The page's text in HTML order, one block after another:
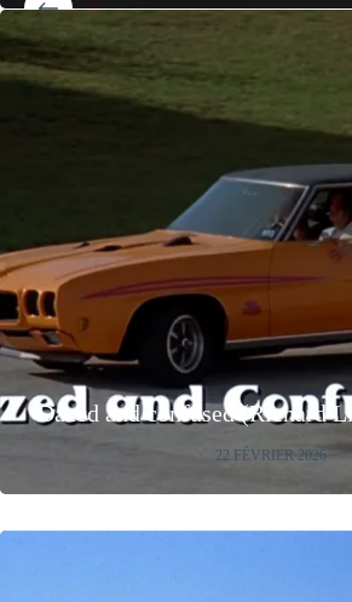
Dazed and confused (Richard
22 FÉVRIER 2026